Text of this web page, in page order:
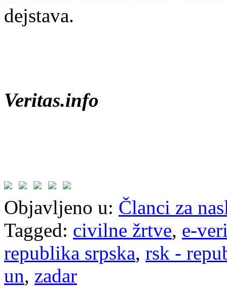
dejstava.
Veritas.info
Objavljeno u: Članci za
Tagged: civilne žrtve, e-
republika srpska, rsk -
un, zadar